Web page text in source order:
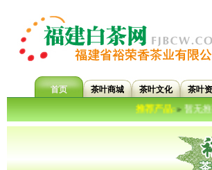
首页 茶叶商城 茶叶文化 茶叶
推荐产品:»暂无推荐